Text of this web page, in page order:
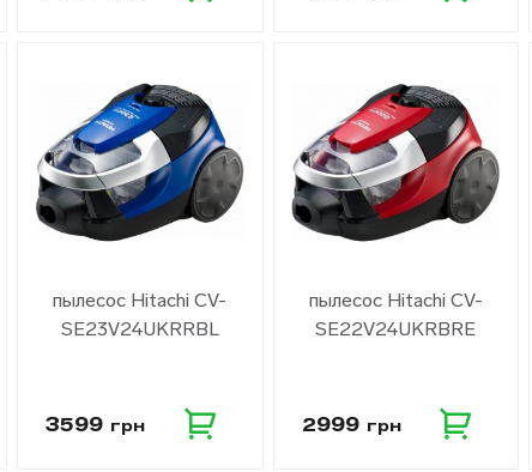
пылесос Hitachi CV-
SE23V24UKRRBL
3599 грн
пылесос Hitachi CV-
SE22V24UKRBRE
2999 грн